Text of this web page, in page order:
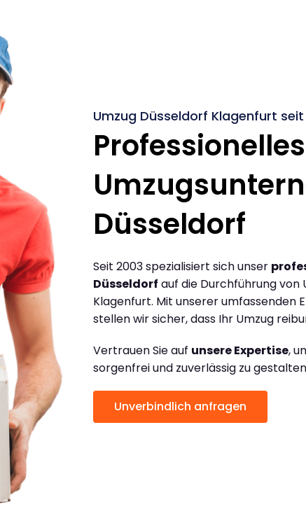
Umzug Düsseldorf Klagenfurt seit
Professionelles
Düsseldorf
Seit 2003 spezialisiert sich unser
Düsseldorf auf die Durchführung von
Klagenfurt. Mit unserer umfassenden
stellen wir sicher, dass Ihr Umzug
Vertrauen Sie auf unsere Expertise,
sorgenfrei und zuverlässig zu gestalten
Unverbindlich anfragen